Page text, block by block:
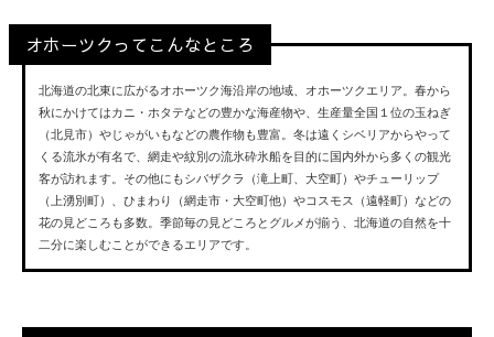
オホーツクってこんなところ
北海道の北東に広がるオホーツク海沿岸の地域、オホーツクエリア。春から
秋にかけてはカニ・ホタテなどの豊かな海産物や、生産量全国１位の玉ねぎ
（北見市）やじゃがいもなどの農作物も豊富。冬は遠くシベリアからやって
くる流氷が有名で、網走や紋別の流氷砕氷船を目的に国内外から多くの観光
客が訪れます。その他にもシバザクラ（滝上町、大空町）やチューリップ
（上湧別町）、ひまわり（網走市・大空町他）やコスモス（遠軽町）などの
花の見どころも多数。季節毎の見どころとグルメが揃う、北海道の自然を十
二分に楽しむことができるエリアです。